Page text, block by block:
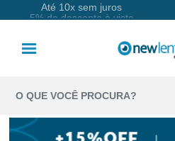
Até 10x sem juros
Coloridas